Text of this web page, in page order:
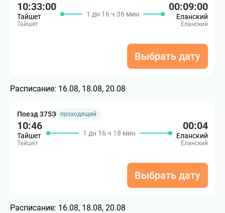
10:33:00
Тайшет
Тайшет
1 дн 16 ч 36 мин
00:09:00
Еланский
Еланский
Выбрать дату
Расписание: 16.08, 18.08, 20.08
Поезд 375Э проходящий
10:46
Тайшет
Тайшет
1 дн 16 ч 18 мин
00:04
Еланский
Еланский
Выбрать дату
Расписание: 16.08, 18.08, 20.08